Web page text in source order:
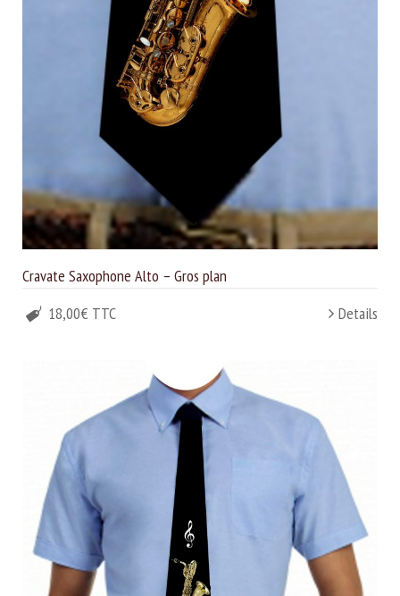
Cravate Saxophone Alto – Gros plan
18,00€ TTC
Details